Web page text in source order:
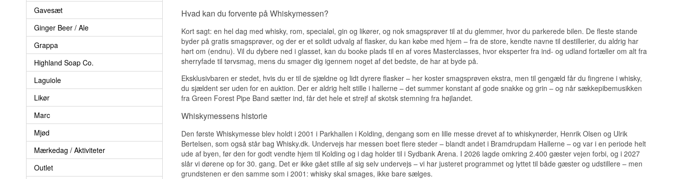
Gavesæt
Ginger Beer / Ale
Grappa
Highland Soap Co.
Laguiole
Likør
Marc
Mjød
Mærkedag / Aktiviteter
Outlet
Hvad kan du forvente på Whiskymessen?
Kort sagt: en hel dag med whisky, rom, specialøl, gin og likører, og nok smagsprøver til at du glemmer, hvor du parkerede bilen. De fleste stande
byder på gratis smagsprøver, og der er et solidt udvalg af flasker, du kan købe med hjem – fra de store, kendte navne til destillerier, du aldrig har
hørt om (endnu). Vil du dybere ned i glasset, kan du booke plads til en af vores Masterclasses, hvor eksperter fra ind- og udland fortæller om alt fra
sherryfade til tørvsmag, mens du smager dig igennem noget af det bedste, de har at byde på.
Eksklusivbaren er stedet, hvis du er til de sjældne og lidt dyrere flasker – her koster smagsprøven ekstra, men til gengæld får du fingrene i whisky,
du sjældent ser uden for en auktion. Der er aldrig helt stille i hallerne – det summer konstant af gode snakke og grin – og når sækkepibemusikken
fra Green Forest Pipe Band sætter ind, får det hele et strejf af skotsk stemning fra højlandet.
Whiskymessens historie
Den første Whiskymesse blev holdt i 2001 i Parkhallen i Kolding, dengang som en lille messe drevet af to whiskynørder, Henrik Olsen og Ulrik
Bertelsen, som også står bag Whisky.dk. Undervejs har messen boet flere steder – blandt andet i Bramdrupdam Hallerne – og var i en periode helt
ude af byen, før den for godt vendte hjem til Kolding og i dag holder til i Sydbank Arena. I 2026 lagde omkring 2.400 gæster vejen forbi, og i 2027
slår vi dørene op for 30. gang. Det er ikke gået stille af sig selv undervejs – vi har justeret programmet og lyttet til både gæster og udstillere – men
grundstenen er den samme som i 2001: whisky skal smages, ikke bare sælges.